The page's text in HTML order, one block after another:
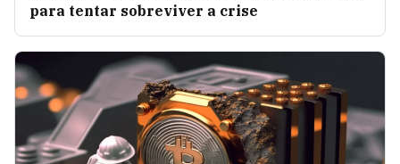
para tentar sobreviver a crise